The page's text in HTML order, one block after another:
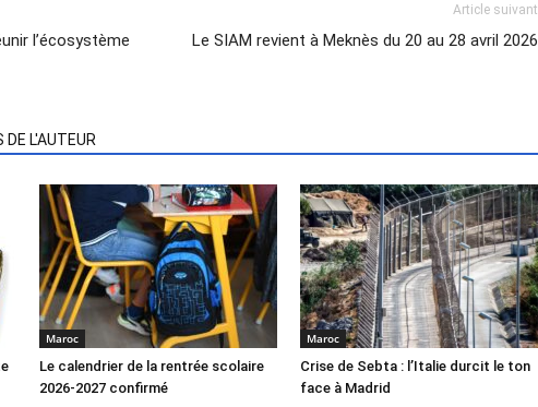
l’écosystème
Article suivant
Le SIAM revient à Meknès du 20 au 28 avril 2026
DE L'AUTEUR
Maroc
Le calendrier de la rentrée scolaire
2026-2027 confirmé
Maroc
Crise de Sebta : l’Italie durcit le ton
face à Madrid